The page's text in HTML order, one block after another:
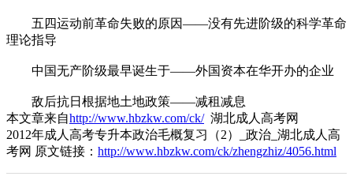
五四运动前革命失败的原因——没有先进阶级的科学革命
理论指导
中国无产阶级最早诞生于——外国资本在华开办的企业
敌后抗日根据地土地政策——减租减息
本文章来自http://www.hbzkw.com/ck/湖北成人高考网
2012年成人高考专升本政治毛概复习（2）_政治_湖北成人高
考网 原文链接： http://www.hbzkw.com/ck/zhengzhiz/4056.html